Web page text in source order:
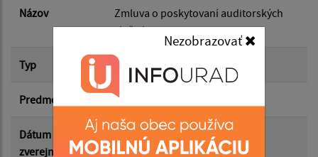
Nezobrazovať
Dátum do:
Suma od:
Suma do:
Názov
Zmluva o poskytovaní auditorských
služieb
Typ Hlavná zmluva
Predmet auditorské služby
Dátum
zverejnenia
08.07.2026